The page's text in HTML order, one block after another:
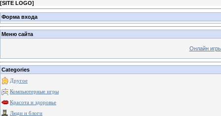
[SITE LOGO]
Форма входа
Меню сайта
Онлайн
Categories
Другое
Компьютерные игры
Красота и здоровье
Люди и блоги